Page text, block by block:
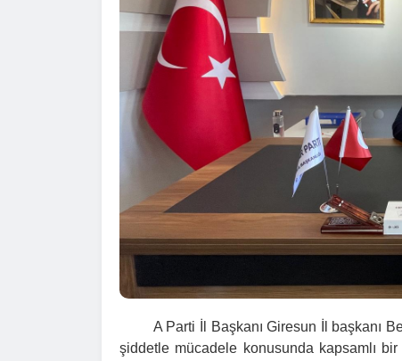
A Parti İl Başkanı Giresun İl başkanı
şiddetle mücadele konusunda kapsamlı bir